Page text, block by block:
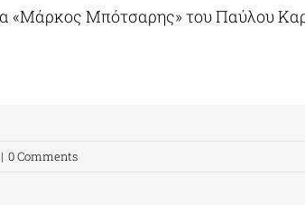
«Μάρκος Μπότσαρης» του Παύλου
| 0 Comments